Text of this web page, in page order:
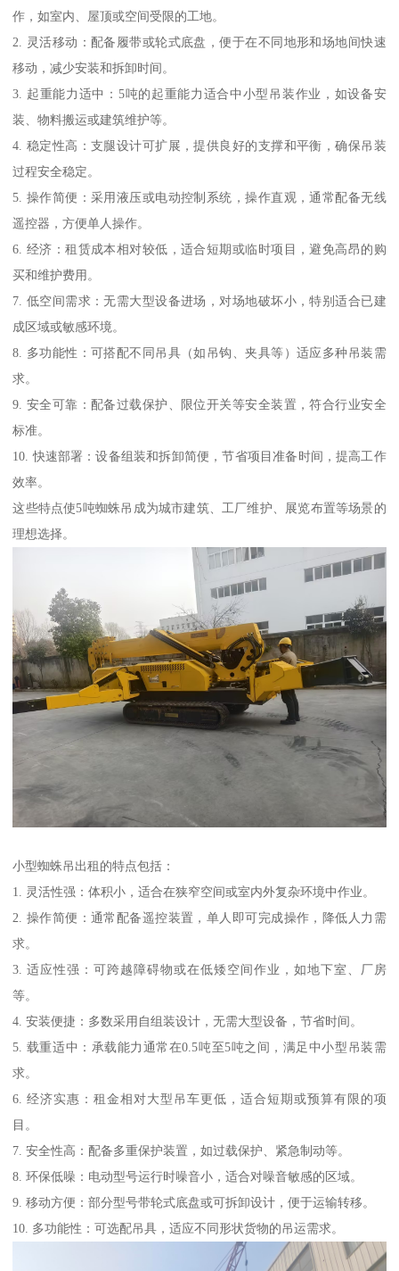
作，如室内、屋顶或空间受限的工地。
2. 灵活移动：配备履带或轮式底盘，便于在不同地形和场地间快速
移动，减少安装和拆卸时间。
3. 起重能力适中：5吨的起重能力适合中小型吊装作业，如设备安
装、物料搬运或建筑维护等。
4. 稳定性高：支腿设计可扩展，提供良好的支撑和平衡，确保吊装
过程安全稳定。
5. 操作简便：采用液压或电动控制系统，操作直观，通常配备无线
遥控器，方便单人操作。
6. 经济：租赁成本相对较低，适合短期或临时项目，避免高昂的购
买和维护费用。
7. 低空间需求：无需大型设备进场，对场地破坏小，特别适合已建
成区域或敏感环境。
8. 多功能性：可搭配不同吊具（如吊钩、夹具等）适应多种吊装需
求。
9. 安全可靠：配备过载保护、限位开关等安全装置，符合行业安全
标准。
10. 快速部署：设备组装和拆卸简便，节省项目准备时间，提高工作
效率。
这些特点使5吨蜘蛛吊成为城市建筑、工厂维护、展览布置等场景的
理想选择。
小型蜘蛛吊出租的特点包括：
1. 灵活性强：体积小，适合在狭窄空间或室内外复杂环境中作业。
2. 操作简便：通常配备遥控装置，单人即可完成操作，降低人力需
求。
3. 适应性强：可跨越障碍物或在低矮空间作业，如地下室、厂房
等。
4. 安装便捷：多数采用自组装设计，无需大型设备，节省时间。
5. 载重适中：承载能力通常在0.5吨至5吨之间，满足中小型吊装需
求。
6. 经济实惠：租金相对大型吊车更低，适合短期或预算有限的项
目。
7. 安全性高：配备多重保护装置，如过载保护、紧急制动等。
8. 环保低噪：电动型号运行时噪音小，适合对噪音敏感的区域。
9. 移动方便：部分型号带轮式底盘或可拆卸设计，便于运输转移。
10. 多功能性：可选配吊具，适应不同形状货物的吊运需求。